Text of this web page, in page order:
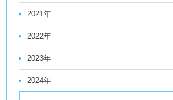
2021年
2022年
2023年
2024年